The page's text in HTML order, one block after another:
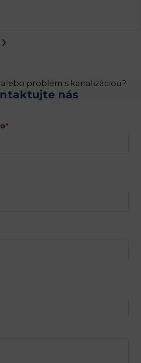
›
problém s kanalizáciou?
nás
*